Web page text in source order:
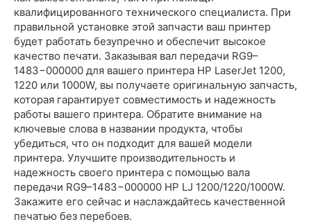
квалифицированного технического специалиста. При
правильной установке этой запчасти ваш принтер
будет работать безупречно и обеспечит высокое
качество печати. Заказывая вал передачи RG9–
1483−000000 для вашего принтера HP LaserJet 1200,
1220 или 1000W, вы получаете оригинальную запчасть,
которая гарантирует совместимость и надежность
работы вашего принтера. Обратите внимание на
ключевые слова в названии продукта, чтобы
убедиться, что он подходит для вашей модели
принтера. Улучшите производительность и
надежность своего принтера с помощью вала
передачи RG9–1483−000000 HP LJ 1200/1220/1000W.
Закажите его сейчас и наслаждайтесь качественной
печатью без перебоев.